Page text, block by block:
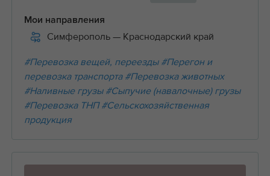
Мои направления
Симферополь — Краснодарский край
#Перевозка вещей, переезды #Перегон и
перевозка транспорта #Перевозка животных
#Наливные грузы #Сыпучие (навалочные) грузы
#Перевозка ТНП #Сельскохозяйственная
продукция